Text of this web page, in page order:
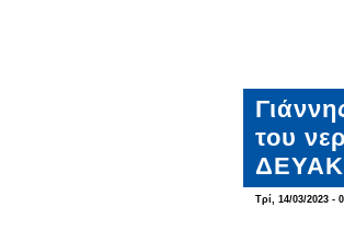
του
Τρί, 14/03/2023 -